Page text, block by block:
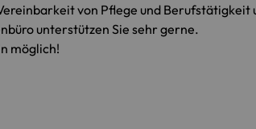
von Pflege und Berufstätigkeit
unterstützen Sie sehr gerne.
möglich!